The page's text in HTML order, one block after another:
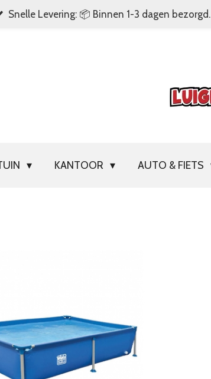
Snelle Levering: 📦 Binnen 1-3 dagen bezorgd.
KANTOOR AUTO & FIETS